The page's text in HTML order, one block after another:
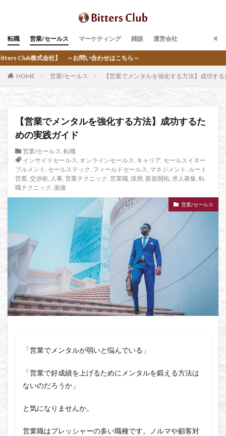
転職 営業/セールス マーケティング 雑談 運営会社
い合わせはこちら～
HOME 営業/セールス 【営業でメンタルを強化する方法】成功す
【営業でメンタルを強化する方法】成功するた
めの実践ガイド
営業/セールス, 転職
インサイドセールス, オンラインセールス, キャリア, セールスイネー
ブルメント , セールステック, フィールドセールス, マネジメント , ルート
営業, 交渉術, 人事, 営業テクニック, 営業職, 採用, 新規開拓, 求人募集, 転
職テクニック, 面接
営業/セールス
「営業でメンタルが弱いと悩んでいる」
「営業で好成績を上げるためにメンタルを鍛える方法は
ないのだろうか」
と気になりませんか。
営業職はプレッシャーの多い職種です。ノルマや顧客対